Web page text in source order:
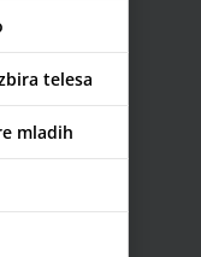
telesa
mladih